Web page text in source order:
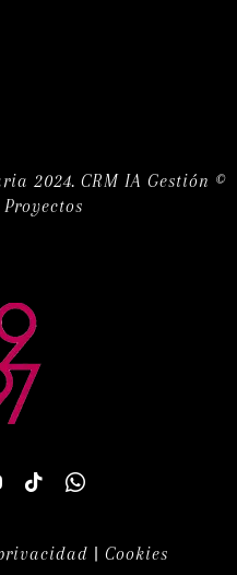
2024. CRM IA Gestión ©
Cookies